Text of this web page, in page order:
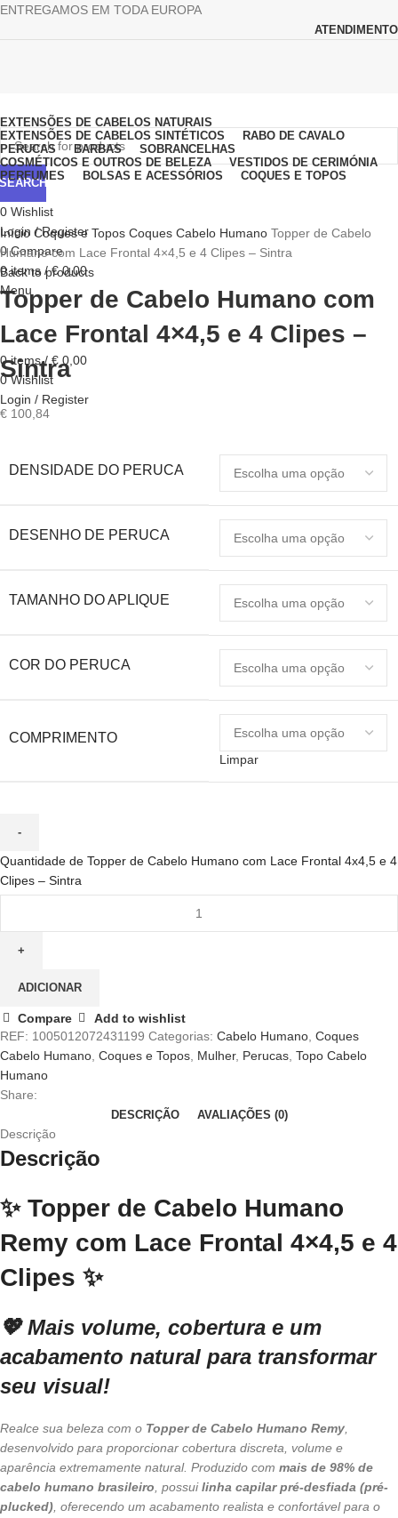
ENTREGAMOS EM TODA EUROPA
ATENDIMENTO
SEARCH
0 Wishlist
Login / Register
0 Compare
0items / €0,00
Menu
0items / € 0,00
0Wishlist
Login / Register
EXTENSÕES DE CABELOS NATURAIS
EXTENSÕES DE CABELOS SINTÉTICOS
RABO DE CAVALO
PERUCAS
BARBAS
SOBRANCELHAS
COSMÉTICOS E OUTROS DE BELEZA
VESTIDOS DE CERIMÓNIA
PERFUMES
BOLSAS E ACESSÓRIOS COQUES E TOPOS
Click to enlarge
Início Coques e Topos Coques Cabelo Humano Topper de Cabelo
Humano com Lace Frontal 4×4,5 e 4 Clipes – Sintra
Back to products
Topper de Cabelo Humano com
Lace Frontal 4×4,5 e 4 Clipes –
Sintra
€ 100,84
DENSIDADE DO PERUCA
DESENHO DE PERUCA
TAMANHO DO APLIQUE
COR DO PERUCA
COMPRIMENTO
Limpar
Quantidade de Topper de Cabelo Humano com Lace Frontal 4x4,5 e 4
Clipes – Sintra
ADICIONAR
Compare
Add to wishlist
REF: 1005012072431199 Categorias: Cabelo Humano, Coques
Cabelo Humano, Coques e Topos, Mulher, Perucas, Topo Cabelo
Humano
Share:
DESCRIÇÃO AVALIAÇÕES (0)
Descrição
Descrição
✨ Topper de Cabelo Humano
Remy com Lace Frontal 4×4,5 e 4
Clipes ✨
💖Mais volume, cobertura e um
acabamento natural para transformar
seu visual!
Realce sua beleza com o Topper de Cabelo Humano Remy,
desenvolvido para proporcionar cobertura discreta, volume e
aparência extremamente natural. Produzido com mais de 98% de
cabelo humano brasileiro, possuilinha capilar pré-desfiada (pré-
plucked), oferecendo um acabamento realista e confortável para o